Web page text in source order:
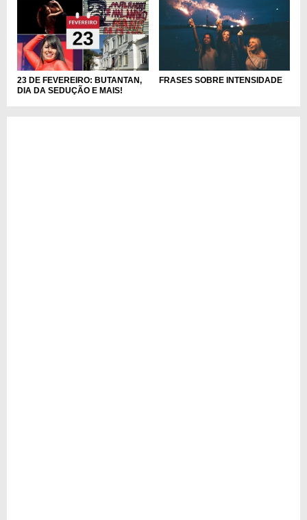
23 DE FEVEREIRO: BUTANTAN,
DIA DA SEDUÇÃO E MAIS!
FRASES SOBRE INTENSIDADE